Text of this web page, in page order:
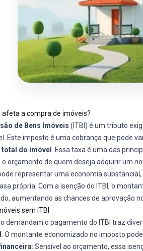
afeta a compra de imóveis?
de Bens Imóveis (ITBI) é um tributo
Este imposto é uma cobrança que pode
total do imóvel
. Essa taxa é uma das
orçamento de quem deseja adquirir um
representar uma economia
própria. Com a isenção do ITBI, o
aumentando as chances de aprovação
sem ITBI
demandam o pagamento do ITBI traz
: O montante economizado no imposto
: Sensível ao orçamento, essa